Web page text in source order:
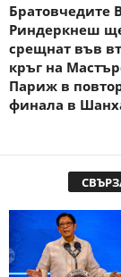
Братовчедите
Риндеркнеш
срещнат във
кръг на
Париж в
финала в